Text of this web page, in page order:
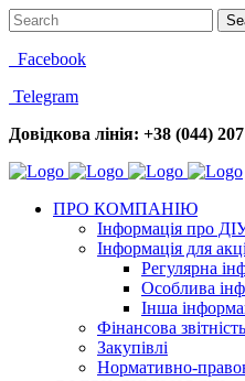
Facebook
Telegram
Довідкова лінія: +38 (044)
ПРО КОМПАНІЮ
Інформація про
Інформація для
Регулярна
Особлива
Інша
Фінансова звітність
Закупівлі
Нормативно-